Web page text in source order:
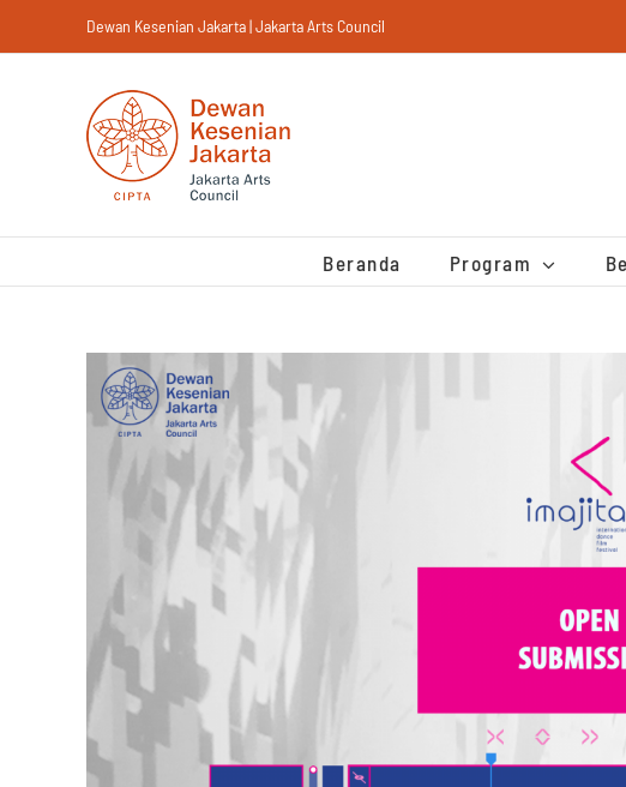
Dewan Kesenian Jakarta | Jakarta Arts Council
Beranda Program